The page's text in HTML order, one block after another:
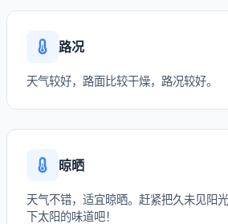
路况
天气较好，路面比较干燥，路况较好。
晾晒
天气不错，适宜晾晒。赶紧把久未见阳
下太阳的味道吧！